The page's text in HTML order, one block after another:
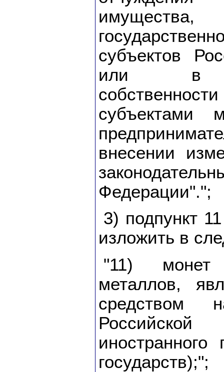
имущества,
субъектов
или в
субъектами
внесении
Федерации".";
3) подпункт
изложить в
"11) монет
металлов,
средством
иностранного
государств);";